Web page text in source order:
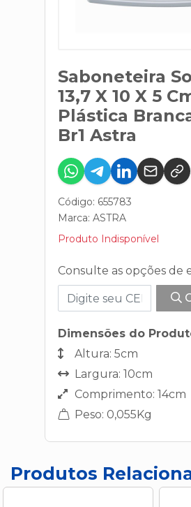
Saboneteira
13,7 X 10 X 5
Plástica
Br1 Astra
Código: 655783
Marca: ASTRA
Produto Indisponível
Consulte as opções de
Dimensões do
Altura: 5cm
Largura: 10cm
Comprimento: 14cm
Peso: 0,055Kg
Produtos